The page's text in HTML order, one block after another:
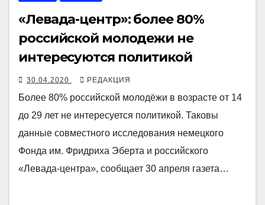
«Левада-центр»: более 80%
российской молодежи не
интересуются политикой
30.04.2020 РЕДАКЦИЯ
Более 80% российской молодёжи в возрасте от 14
до 29 лет не интересуется политикой. Таковы
данные совместного исследования немецкого
Фонда им. Фридриха Эберта и российского
«Левада-центра», сообщает 30 апреля газета…